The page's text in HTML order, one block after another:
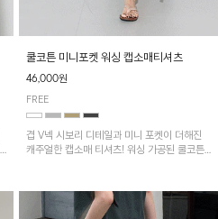
쿨코튼 미니포켓 워싱 캡소매티셔츠
46,000원
FREE
겹 V넥 시보리 디테일과 미니 포켓이 더해진
캐주얼한 캡소매 티셔츠! 워싱 가공된 쿨코튼